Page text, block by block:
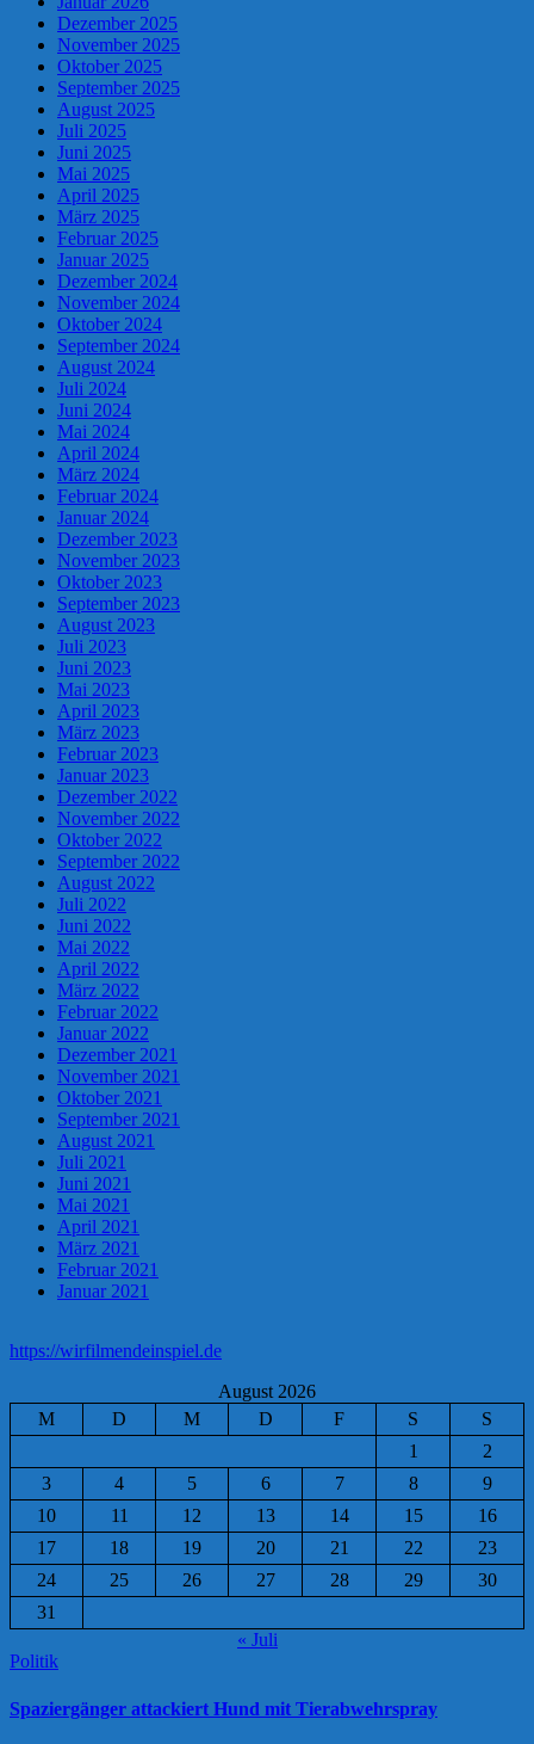
Dezember 2025
November 2025
Oktober 2025
September 2025
August 2025
Juli 2025
Juni 2025
Mai 2025
April 2025
März 2025
Februar 2025
Januar 2025
Dezember 2024
November 2024
Oktober 2024
September 2024
August 2024
Juli 2024
Juni 2024
Mai 2024
April 2024
März 2024
Februar 2024
Januar 2024
Dezember 2023
November 2023
Oktober 2023
September 2023
August 2023
Juli 2023
Juni 2023
Mai 2023
April 2023
März 2023
Februar 2023
Januar 2023
Dezember 2022
November 2022
Oktober 2022
September 2022
August 2022
Juli 2022
Juni 2022
Mai 2022
April 2022
März 2022
Februar 2022
Januar 2022
Dezember 2021
November 2021
Oktober 2021
September 2021
August 2021
Juli 2021
Juni 2021
Mai 2021
April 2021
März 2021
Februar 2021
Januar 2021
https://wirfilmendeinspiel.de
August 2026
M
D M D F S
S
1
2
3
4 5 6 7 8
9
10
11 12 13 14 15
16
17
18 19 20 21 22
23
24
25 26 27 28 29
30
31
« Juli
Politik
Spaziergänger attackiert Hund mit Tierabwehrspray